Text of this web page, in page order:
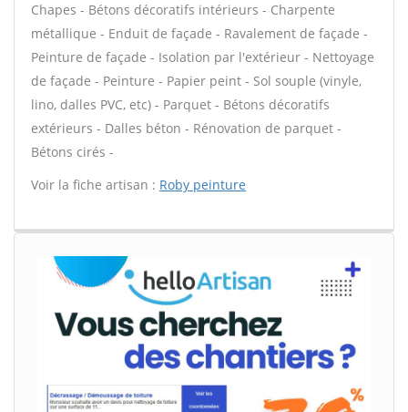
Chapes - Bétons décoratifs intérieurs - Charpente
métallique - Enduit de façade - Ravalement de façade -
Peinture de façade - Isolation par l'extérieur - Nettoyage
de façade - Peinture - Papier peint - Sol souple (vinyle,
lino, dalles PVC, etc) - Parquet - Bétons décoratifs
extérieurs - Dalles béton - Rénovation de parquet -
Bétons cirés -
Voir la fiche artisan : Roby peinture